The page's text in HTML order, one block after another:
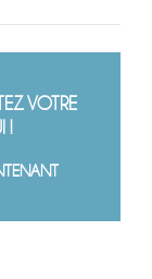
VOTRE
!